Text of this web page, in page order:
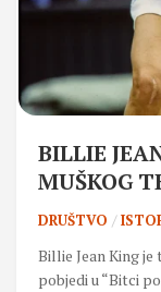
BILLIE
MUŠKOG
DRUŠTVO /
Billie Jean King
pobjedi u “Bitci